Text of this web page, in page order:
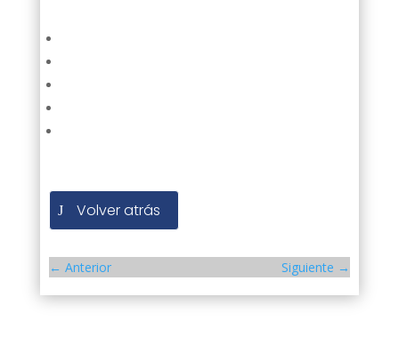
Volver atrás
← Anterior Siguiente →